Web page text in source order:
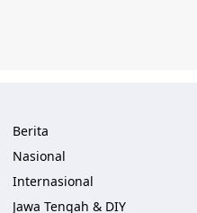
Berita
Nasional
Internasional
Jawa Tengah & DIY